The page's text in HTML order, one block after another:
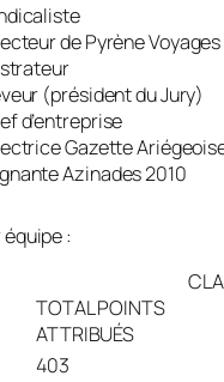
de Pyrène Voyages
(président du Jury)
d’entreprise
Gazette
Azinades 2010
:
TOTAL POINTS
ATTRIBUÉS
403